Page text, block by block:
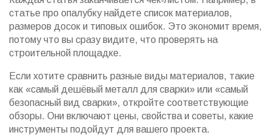
статье про опалубку найдете список материалов,
размеров досок и типовых ошибок. Это экономит время,
потому что вы сразу видите, что проверять на
строительной площадке.
Если хотите сравнить разные виды материалов, такие
как «самый дешёвый металл для сварки» или «самый
безопасный вид сварки», откройте соответствующие
обзоры. Они включают цены, свойства и советы, какие
инструменты подойдут для вашего проекта.